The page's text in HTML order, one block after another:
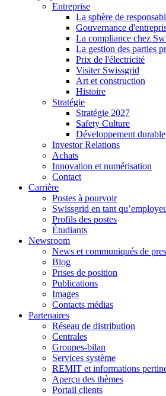
Entreprise
La sphère de
Gouvernance
La compliance chez
La gestion des parties
Prix de l'électricité
Visiter Swissgrid
Art et construction
Histoire
Stratégie
Stratégie 2027
Safety Culture
Développement durable
Investor Relations
Achats
Innovation et numérisation
Contact
Carrière
Postes à pourvoir
Swissgrid en tant
Profils des postes
Étudiants
Newsroom
News et communiqués de
Blog
Prises de position
Publications
Images
Contacts médias
Partenaires
Réseau de distribution
Centrales
Groupes-bilan
Services système
REMIT et informations
Aperçu des thèmes
Portail clients